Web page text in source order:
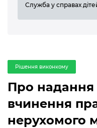
Служба у справах
Рішення виконкому
Про надання
вчинення
нерухомого